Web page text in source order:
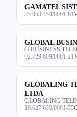
GAMATEL
35.953.454/0001-61
GLOBAL
G BUSINESS
02.729.609/0001-21
GLOBALING
LTDA
GLOBALING
10.627.639/0001-55